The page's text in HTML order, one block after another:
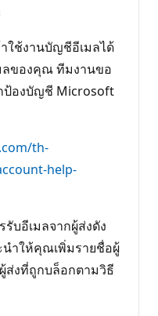
ใช้งานบัญชีอีเมลได้
ลของคุณ ทีมงานขอ
องบัญชี Microsoft
th-
help-
บอีเมลจากผู้ส่งดัง
ำให้คุณเพิ่มรายชื่อผู้
ส่งที่ถูกบล็อกตามวิธี